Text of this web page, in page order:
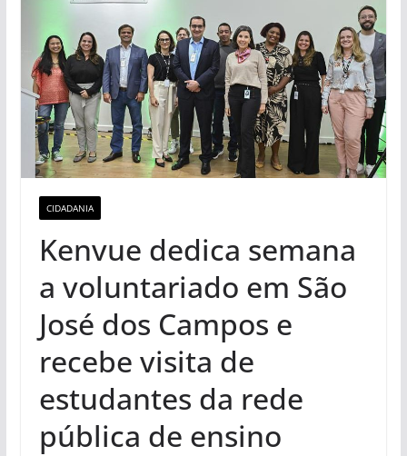
CIDADANIA
Kenvue dedica semana
a voluntariado em São
José dos Campos e
recebe visita de
estudantes da rede
pública de ensino